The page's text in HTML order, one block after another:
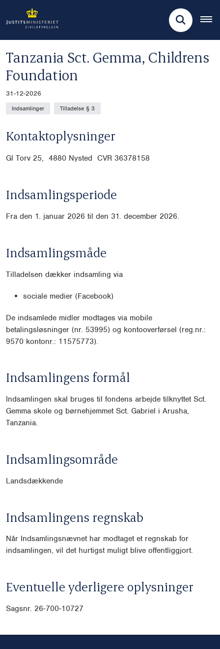
Tanzania Sct. Gemma, Childrens
Foundation
31-12-2026
Indsamlinger Tilladelse § 3
Kontaktoplysninger
Gl Torv 25, 4880 Nysted CVR 36378158
Indsamlingsperiode
Fra den 1. januar 2026 til den 31. december 2026.
Indsamlingsmåde
Tilladelsen dækker indsamling via
sociale medier (Facebook)
De indsamlede midler modtages via mobile
betalingsløsninger (nr. 53995) og kontooverførsel (reg.nr.:
9570 kontonr.: 11575773).
Indsamlingens formål
Indsamlingen skal bruges til fondens arbejde tilknyttet Sct.
Gemma skole og børnehjemmet Sct. Gabriel i Arusha,
Tanzania.
Indsamlingsområde
Landsdækkende
Indsamlingens regnskab
Når Indsamlingsnævnet har modtaget et regnskab for
indsamlingen, vil det hurtigst muligt blive offentliggjort.
Eventuelle yderligere oplysninger
Sagsnr. 26-700-10727